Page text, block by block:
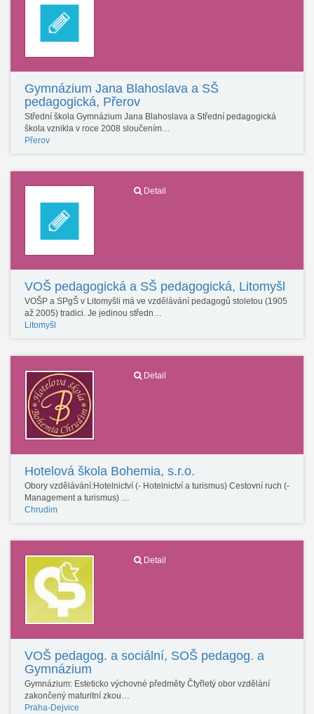
Gymnázium Jana Blahoslava a SŠ
pedagogická, Přerov
Střední škola Gymnázium Jana Blahoslava a Střední pedagogická
škola vznikla v roce 2008 sloučením…
Přerov
Detail
VOŠ pedagogická a SŠ pedagogická, Litomyšl
VOŠP a SPgŠ v Litomyšli má ve vzdělávání pedagogů stoletou (1905
až 2005) tradici. Je jedinou středn…
Litomyšl
Detail
Hotelová škola Bohemia, s.r.o.
Obory vzdělávání:Hotelnictví (- Hotelnictví a turismus) Cestovní ruch (-
Management a turismus) …
Chrudim
Detail
VOŠ pedagog. a sociální, SOŠ pedagog. a
Gymnázium
Gymnázium: Esteticko výchovné předměty Čtyřletý obor vzdělání
zakončený maturitní zkou…
Praha-Dejvice